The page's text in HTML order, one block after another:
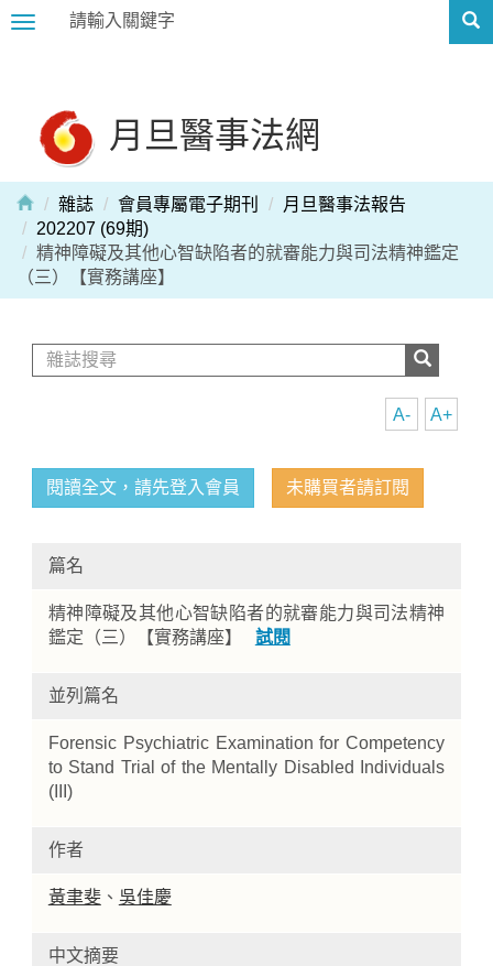
Toggle
月旦醫事法網
Home
雜誌 會員專屬電子期刊
月旦醫事法報告
202207 (69期)
精神障礙及其他心智缺陷者的就審能力與司法精神鑑定
（三）【實務講座】
A+
A-
閱讀全文，請先登入會員 未購買者請訂閱
篇名
精神障礙及其他心智缺陷者的就審能力與司法精神
鑑定（三）【實務講座】 試閱
並列篇名
Forensic Psychiatric Examination for Competency
to Stand Trial of the Mentally Disabled Individuals
(III)
作者
黃聿斐、 吳佳慶
中文摘要